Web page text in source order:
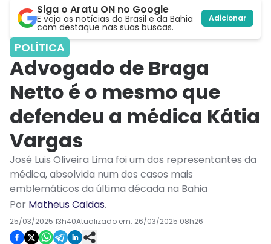
Siga o Aratu ON no Google
E veja as notícias do Brasil e da Bahia
com destaque nas suas buscas.
Adicionar
POLÍTICA
Advogado de Braga
Netto é o mesmo que
defendeu a médica Kátia
Vargas
José Luis Oliveira Lima foi um dos representantes da
médica, absolvida num dos casos mais
emblemáticos da última década na Bahia
Por Matheus Caldas.
25/03/2025 13h40Atualizado em: 26/03/2025 08h26